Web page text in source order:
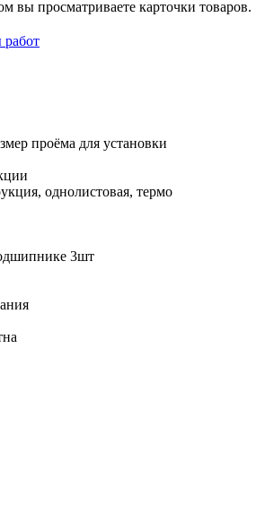
вы просматриваете карточки товаров.
проёма для установки
однолистовая, термо
3шт